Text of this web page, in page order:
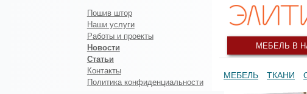
МЕБЕЛЬ В
МЕБЕЛЬ ТКАНИ
Пошив штор
Наши услуги
Работы и проекты
Новости
Статьи
Контакты
Политика конфиденциальности